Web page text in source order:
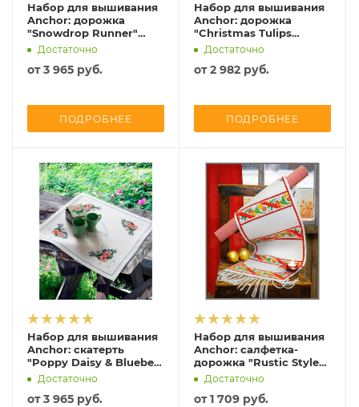
Набор для вышивания
Anchor: дорожка
"Snowdrop Runner"
40*85 см, MEZ Венгрия,
9240000-03108
Достаточно
от3 965 руб.
ПОДРОБНЕЕ
Набор для вышивания
Anchor: дорожка
"Christmas Tulips
Runner" 29*110 см, MEZ
Венгрия, 9240000-
02537
Достаточно
от2 982 руб.
ПОДРОБНЕЕ
Набор для вышивания
Anchor: скатерть
"Poppy Daisy & Bluebell
Table", MEZ, 9240000-
03303
Достаточно
от3 965 руб.
Набор для вышивания
Anchor: салфетка-
дорожка "Rustic Style
In Red", MEZ, 9240000-
02503
Достаточно
от1 709 руб.